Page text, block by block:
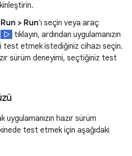
Run > Run'ı seçin veya araç
tıklayın, ardından uygulamanızın
test etmek istediğiniz cihazı seçin.
sürüm deneyimi, seçtiğiniz test
uygulamanızın hazır sürüm
test etmek için aşağıdaki